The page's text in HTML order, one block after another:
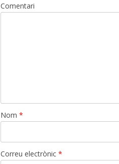
Comentari
Nom *
Correu electrònic *